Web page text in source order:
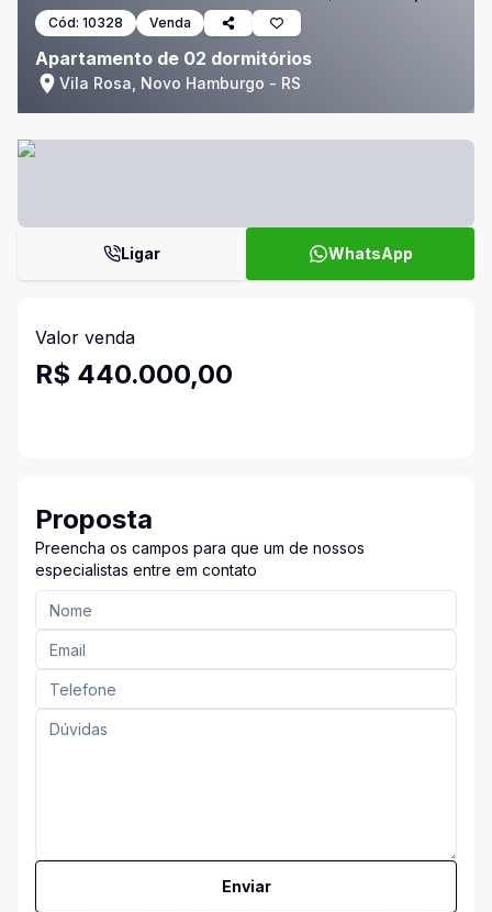
Cód: 10328 Venda
Apartamento de 02 dormitórios
Vila Rosa, Novo Hamburgo - RS
Ligar WhatsApp
Valor venda
R$ 440.000,00
Proposta
Preencha os campos para que um de nossos
especialistas entre em contato
Enviar